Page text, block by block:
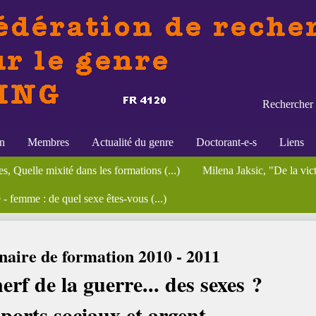
Rechercher
sexe et nation. Représentations (...) Les Assises de l’IEC -
des méthodes qui les (...) Gender Renewal(s) ?
Membres
et prostitution
Actualité du genre
Appels à contributions Publications
Doctorant-e-s
Formations
Liens
intimes du tourisme sexuel en (...)
femme : de quel sexe êtes-vous (...)
Quelle mixité dans les formations (...) Milena Jaksic, "De la
guerre... des sexes ? Rapports sociaux et argent
de formation 2010 - 2011
de la guerre... des sexes ?